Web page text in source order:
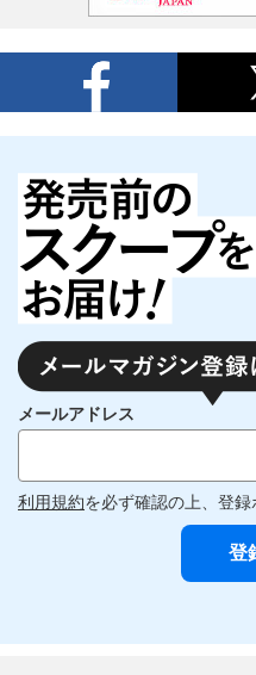
メールアドレス
利用規約を必ず確認の上、登録